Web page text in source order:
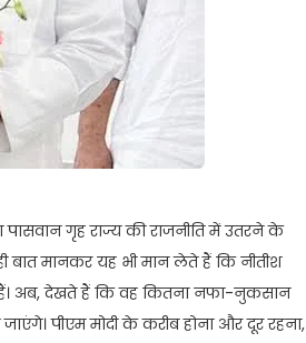
गृह राज्य की राजनीति में उतरने के
बात मानकर यह भी मान लेते हैं कि नीतीश
हैं। अब, देखते हैं कि वह कितना नफा-नुकसान
जाएंगे। पीएम मोदी के करीब होना और दूर रहना,